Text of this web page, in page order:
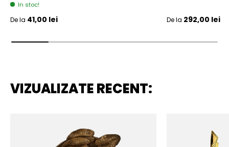
In stoc!
Pret initial
De la 41,00 lei Pret initial
De la 292,00 lei
VIZUALIZATE RECENT: